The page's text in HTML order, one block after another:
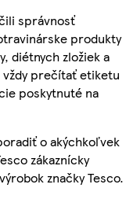
správnosť
produkty
diétnych zložiek a
vždy prečítať etiketu
poskytnuté na
o akýchkoľvek
zákaznícky
značky Tesco.